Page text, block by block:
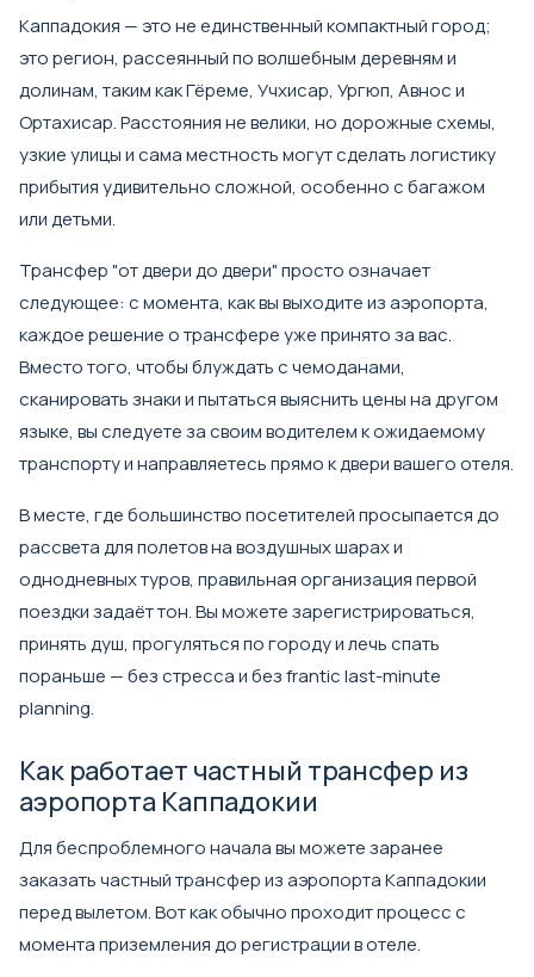
Каппадокия — это не единственный компактный город;
это регион, рассеянный по волшебным деревням и
долинам, таким как Гёреме, Учхисар, Ургюп, Авнос и
Ортахисар. Расстояния не велики, но дорожные схемы,
узкие улицы и сама местность могут сделать логистику
прибытия удивительно сложной, особенно с багажом
или детьми.
Трансфер "от двери до двери" просто означает
следующее: с момента, как вы выходите из аэропорта,
каждое решение о трансфере уже принято за вас.
Вместо того, чтобы блуждать с чемоданами,
сканировать знаки и пытаться выяснить цены на другом
языке, вы следуете за своим водителем к ожидаемому
транспорту и направляетесь прямо к двери вашего отеля.
В месте, где большинство посетителей просыпается до
рассвета для полетов на воздушных шарах и
однодневных туров, правильная организация первой
поездки задаёт тон. Вы можете зарегистрироваться,
принять душ, прогуляться по городу и лечь спать
пораньше — без стресса и без frantic last-minute
planning.
Как работает частный трансфер из
аэропорта Каппадокии
Для беспроблемного начала вы можете заранее
заказатьчастный трансфер из аэропорта Каппадокии
перед вылетом. Вот как обычно проходит процесс с
момента приземления до регистрации в отеле.